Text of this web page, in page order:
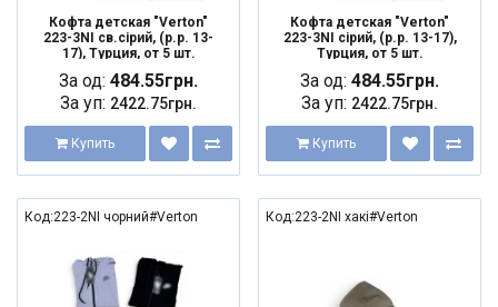
Кофта детская "Verton"
223-3NI св.сірий, (р.р. 13-
17), Турция, от 5 шт.
За од: 484.55грн.
За уп: 2422.75грн.
Купить
Кофта детская "Verton"
223-3NI сірий, (р.р. 13-17),
Турция, от 5 шт.
За од: 484.55грн.
За уп: 2422.75грн.
Купить
Код:223-2NI чорний#Verton Код:223-2NI хакі#Verton